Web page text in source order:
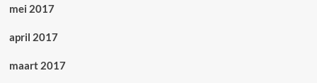
mei 2017
april 2017
maart 2017